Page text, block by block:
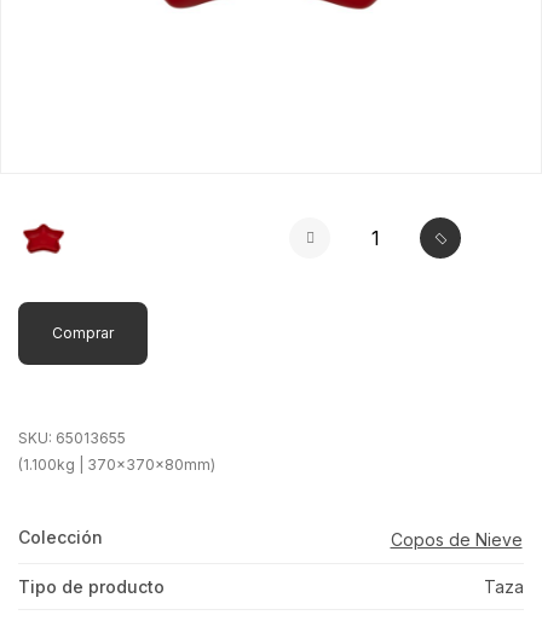
selected
Comprar
SKU: 65013655
(1.100kg | 370x370x80mm)
Colección Copos de Nieve
Tipo de producto Taza